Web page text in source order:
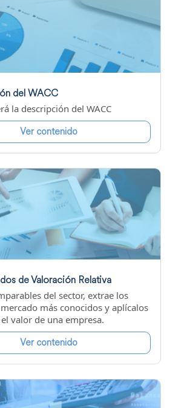
del WACC
la descripción del WACC
Ver contenido
de Valoración Relativa
del sector, extrae los
más conocidos y aplícalos
valor de una empresa.
Ver contenido